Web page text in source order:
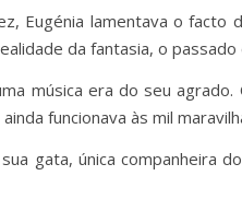
Eugénia lamentava o
da fantasia, o
música era do seu
funcionava às mil
gata, única